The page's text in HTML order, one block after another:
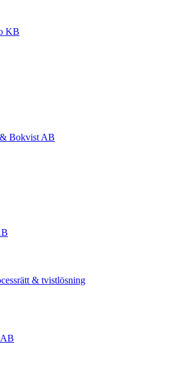
KB
Bokvist AB
& tvistlösning